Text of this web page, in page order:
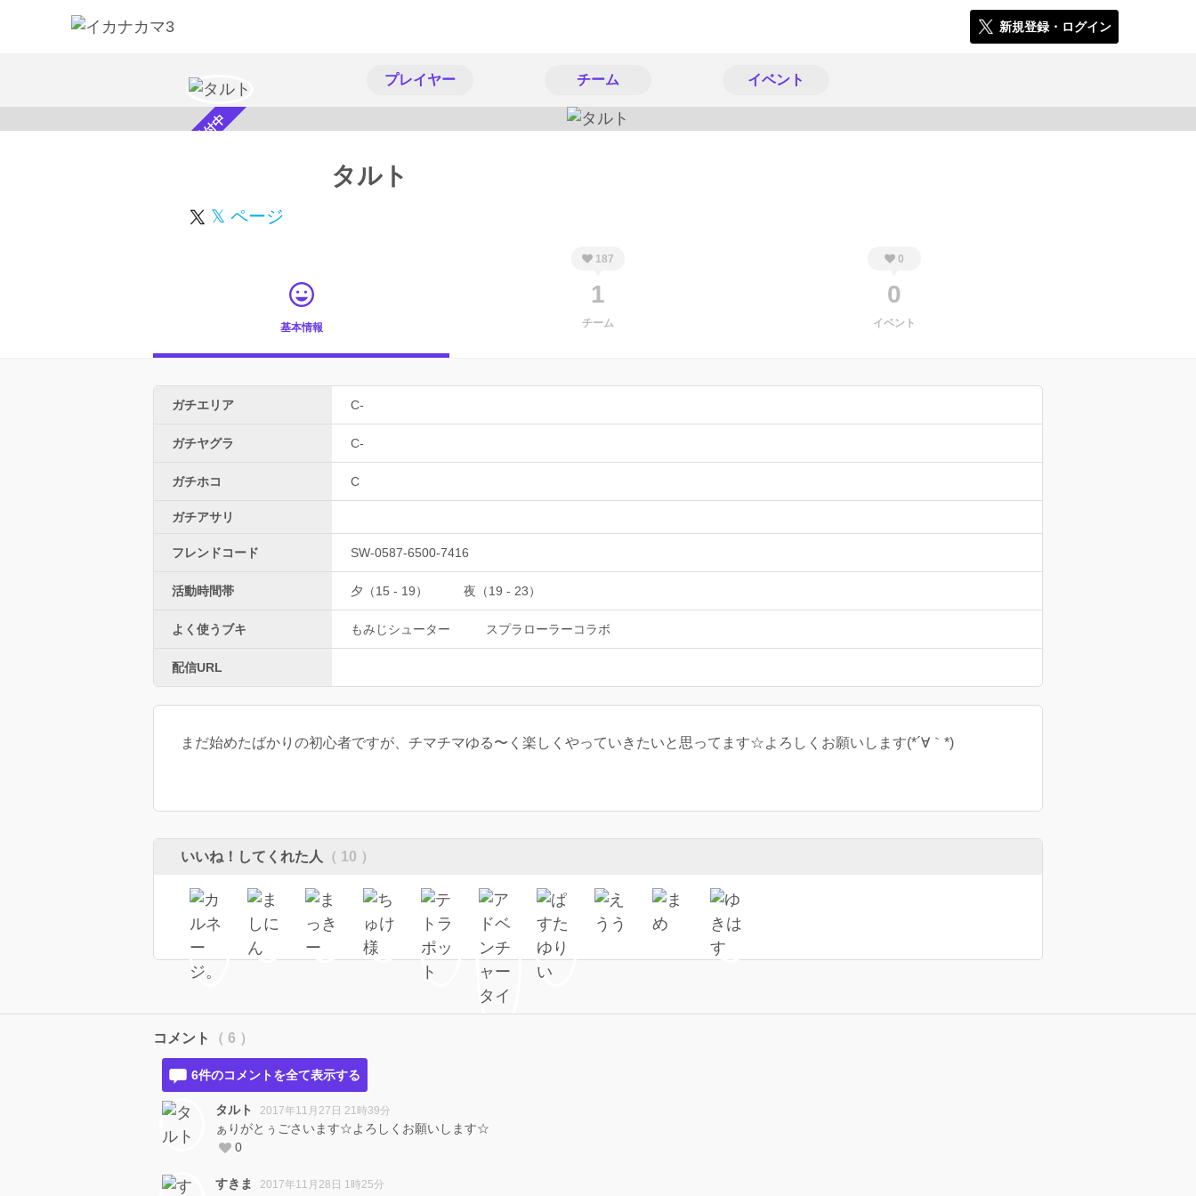
新規登録・ログイン
プレイヤー チーム イベント
スカウト受付中 タルト
𝕏 ページ
基本情報
187
1
チーム
0
0
イベント
ガチエリア C-
ガチヤグラ C-
ガチホコ C
ガチアサリ
フレンドコード SW-0587-6500-7416
活動時間帯 夕（15 - 19） 夜（19 - 23）
よく使うブキ もみじシューター スプラローラーコラボ
配信URL
まだ始めたばかりの初心者ですが、チマチマゆる〜く楽しくやっていきたいと思ってます☆よろしくお願いします(*´∀｀*)
いいね！してくれた人 （ 10 ）
コメント （ 6 ）
6件のコメントを全て表示する
タルト 2017年11月27日 21時39分
ぁりがとぅごさいます☆よろしくお願いします☆
0
すきま 2017年11月28日 1時25分